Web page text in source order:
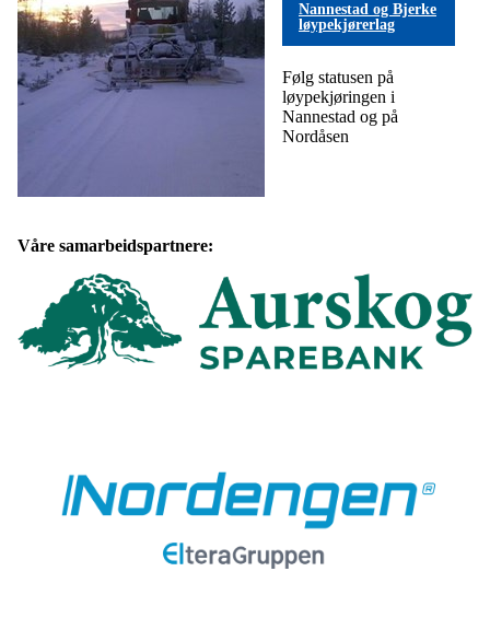
Nannestad og Bjerke
løypekjørerlag
Følg statusen på
løypekjøringen i
Nannestad og på
Nordåsen
Våre samarbeidspartnere: